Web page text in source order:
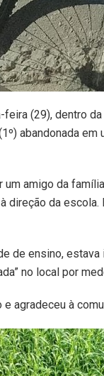
(29), dentro
abandonada
amigo da
direção da
de ensino,
no local por
agradeceu à